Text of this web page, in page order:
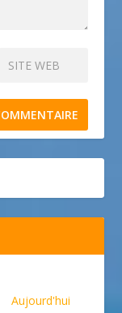
Aujourd'hui